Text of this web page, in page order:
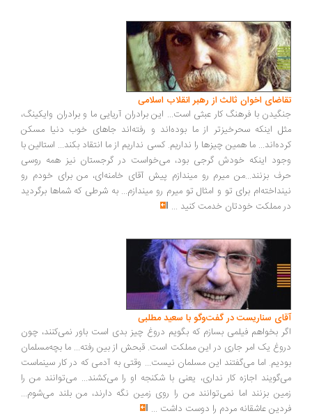
تقاضای اخوان ثالث از رهبر انقلاب اسلامی
جنگیدن با فرهنگ کار عبثی است... این برادران آریایی ما و برادران وایکینگ،
مثل اینکه سحرخیزتر از ما بوده‌اند و رفته‌اند جاهای خوب دنیا مسکن
کرده‌اند... ما همین چیزها را نداریم. کسی نداریم از ما انتقاد بکند... استالین با
وجود اینکه خودش گرجی بود، می‌خواست در گرجستان نیز همه روسی
حرف بزنند...من میرم رو میندازم پیش آقای خامنه‌ای، من برای خودم رو
نینداخته‌ام برای تو و امثال تو میرم رو میندازم... به شرطی که شماها برگردید
در مملکت خودتان خدمت کنید ...
آقای سناریست در گفت‌وگو با سعید مطلبی
اگر بخواهم فیلمی بسازم که بگویم دروغ چیز بدی است باور نمی‌کنند، چون
دروغ یک امر جاری در این مملکت است. قبحش از بین رفته... ما بچه‌مسلمان
بودیم. اما می‌گفتند این مسلمان نیست... وقتی به آدمی که در کار سینماست
می‌گویند اجازه کار نداری، یعنی با شکنجه او را می‌کشند... می‌توانند من را
زمین بزنند اما نمی‌توانند من را روی زمین نگه دارند، من بلند می‌شوم...
فردین عاشقانه مردم را دوست داشت ...